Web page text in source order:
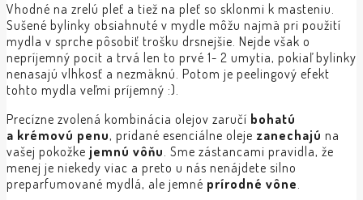
Vhodné na zrelú pleť a tiež na pleť so sklonmi k masteniu.
Sušené bylinky obsiahnuté v mydle môžu najmä pri použití
mydla v sprche pôsobiť trošku drsnejšie. Nejde však o
nepríjemný pocit a trvá len to prvé 1- 2 umytia, pokiaľ bylinky
nenasajú vlhkosť a nezmäknú. Potom je peelingový efekt
tohto mydla veľmi príjemný :).
Precízne zvolená kombinácia olejov zaručí bohatú
a krémovú penu, pridané esenciálne oleje zanechajú na
vašej pokožke jemnú vôňu. Sme zástancami pravidla, že
menej je niekedy viac a preto u nás nenájdete silno
preparfumované mydlá, ale jemné prírodné vône.